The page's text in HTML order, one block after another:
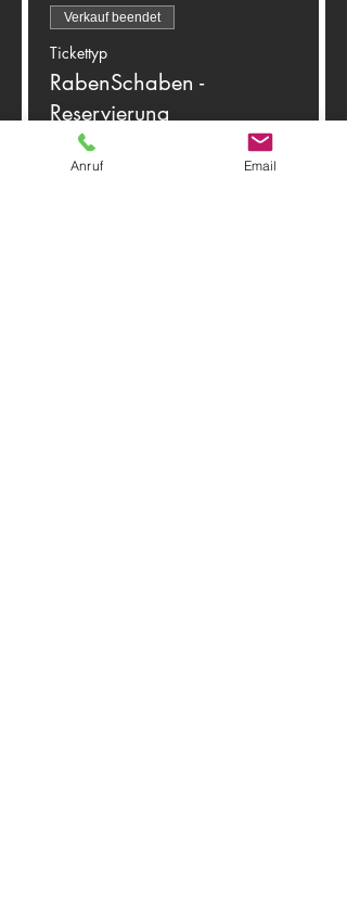
Verkauf beendet
Tickettyp
RabenSchaben -
Reservierung
Mehr Infos
Anruf Email